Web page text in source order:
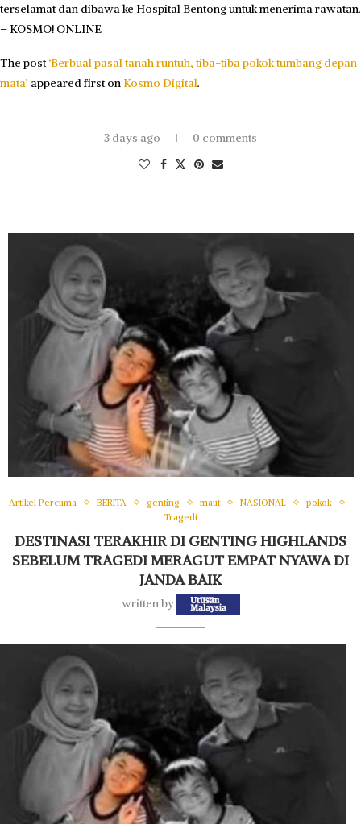
terselamat dan dibawa ke Hospital Bentong untuk menerima rawatan.
– KOSMO! ONLINE
The post‘Berbual pasal tanah runtuh, tiba-tiba pokok tumbang depan
mata’ appeared first on Kosmo Digital.
3 days ago 0 comments
Artikel Percuma BERITA genting maut NASIONAL
pokok
Tragedi
DESTINASI TERAKHIR DI GENTING HIGHLANDS
SEBELUM TRAGEDI MERAGUT EMPAT NYAWA DI
JANDA BAIK
written by